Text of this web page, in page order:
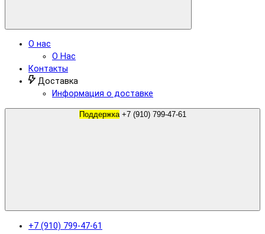
О нас
О Нас
Контакты
Доставка
Информация о доставке
Поддержка +7 (910) 799-47-61
+7 (910) 799-47-61